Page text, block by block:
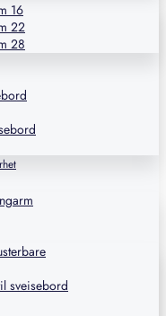
16
22
28
sveisebord